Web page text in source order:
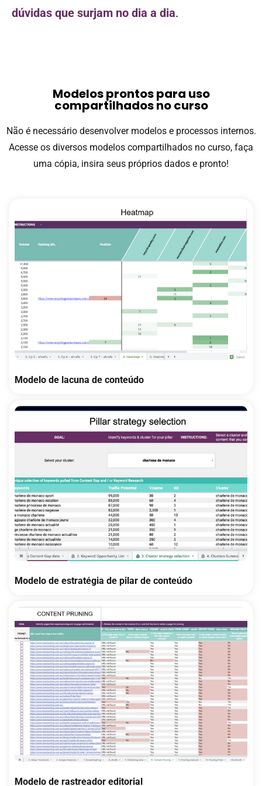
dúvidas que surjam no dia a dia.
Modelos prontos para uso
compartilhados no curso
Não é necessário desenvolver modelos e processos internos.
Acesse os diversos modelos compartilhados no curso, faça
uma cópia, insira seus próprios dados e pronto!
Modelo de lacuna de conteúdo
Modelo de estratégia de pilar de conteúdo
Modelo de rastreador editorial